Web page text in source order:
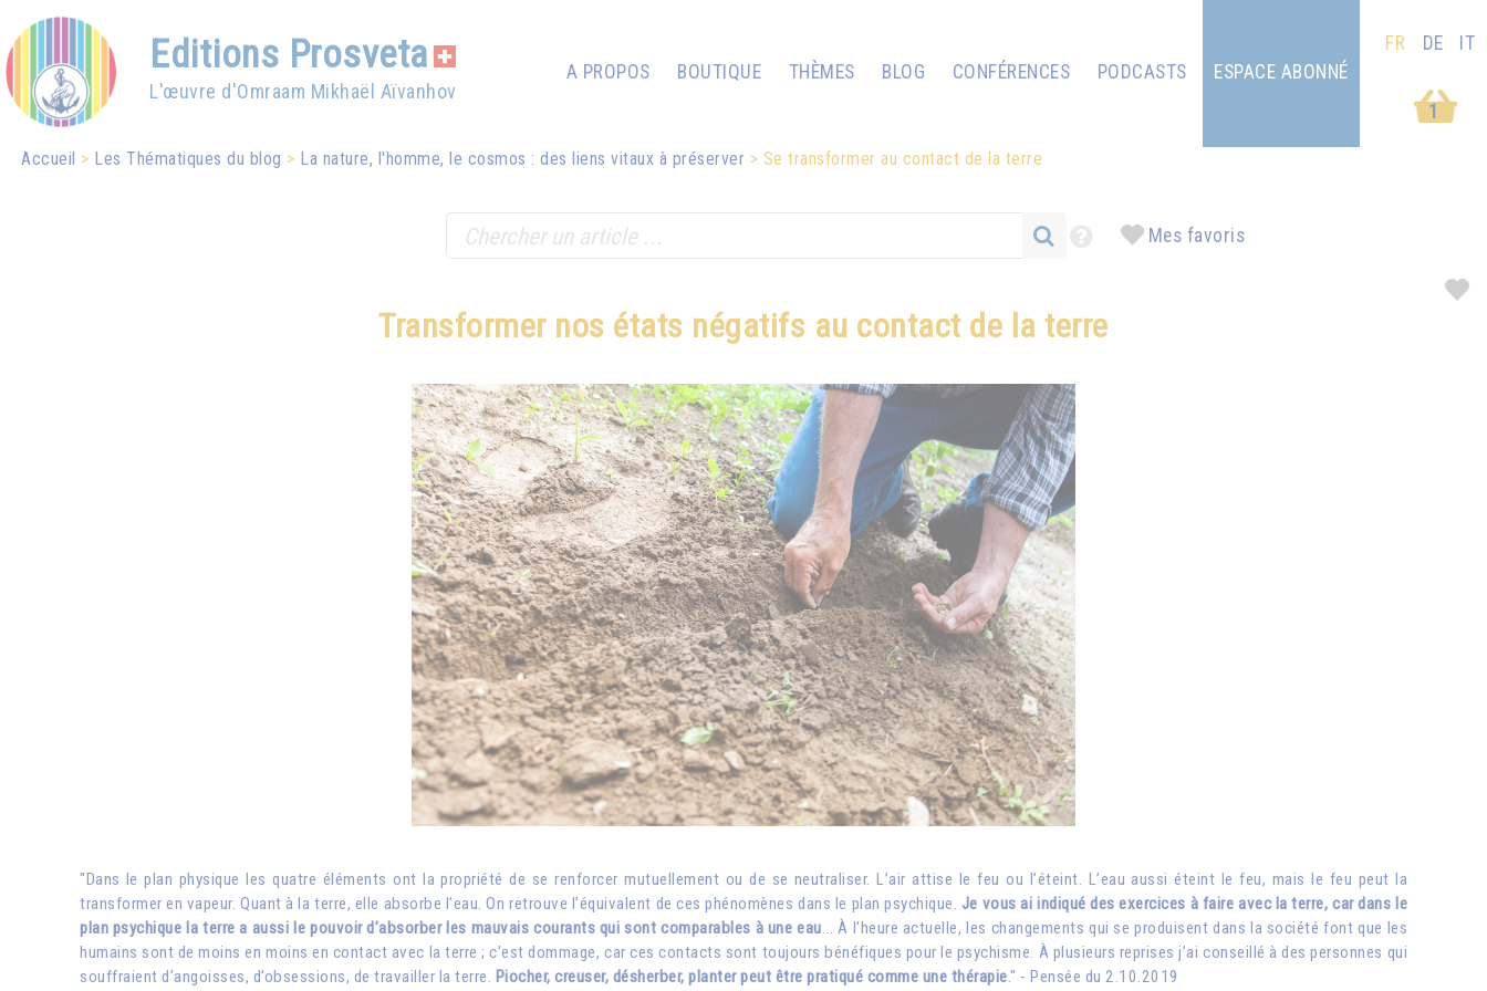
Editions Prosveta
L'œuvre d'Omraam Mikhaël Aïvanhov
A PROPOS BOUTIQUE THÈMES BLOG CONFÉRENCES
PODCASTS
1
ESPACE ABONNÉ
FR DE IT
Accueil Les Thématiques du blog La nature, l'homme, le cosmos : des liens vitaux à préserver Se transformer au contact de la terre
Mes favoris
Transformer nos états négatifs au contact de la terre
"Dans le plan physique les quatre éléments ont la propriété de se renforcer mutuellement ou de se neutraliser. L’air attise le feu ou l’éteint. L’eau aussi éteint le feu, mais le feu peut la
transformer en vapeur. Quant à la terre, elle absorbe l’eau. On retrouve l’équivalent de ces phénomènes dans le plan psychique. Je vous ai indiqué des exercices à faire avec la terre, car dans le
plan psychique la terre a aussi le pouvoir d’absorber les mauvais courants qui sont comparables à une eau... À l’heure actuelle, les changements qui se produisent dans la société font que les
humains sont de moins en moins en contact avec la terre ; c’est dommage, car ces contacts sont toujours bénéfiques pour le psychisme. À plusieurs reprises j’ai conseillé à des personnes qui
souffraient d’angoisses, d’obsessions, de travailler la terre. Piocher, creuser, désherber, planter peut être pratiqué comme une thérapie." - Pensée du 2.10.2019